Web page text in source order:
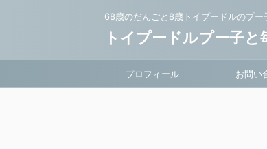
68歳のだんごと8歳トイプードルのプー
トイプードルプー子
プロフィール お問い